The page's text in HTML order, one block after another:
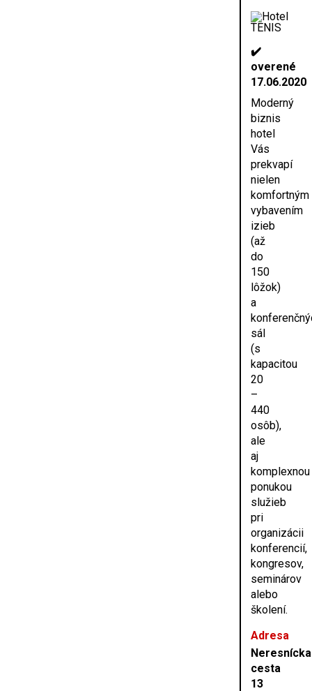
✔️
overené
17.06.2020
Moderný
biznis
hotel
Vás
prekvapí
nielen
komfortným
vybavením
izieb
(až
do
150
lôžok)
a
sál
(s
kapacitou
20
–
440
osôb),
ale
aj
komplexnou
ponukou
služieb
pri
organizácii
konferencií,
kongresov,
seminárov
alebo
školení.
Adresa
Neresnícka
cesta
13